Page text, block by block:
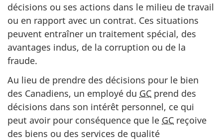
décisions ou ses actions dans le milieu de travail
ou en rapport avec un contrat. Ces situations
peuvent entraîner un traitement spécial, des
avantages indus, de la corruption ou de la
fraude.
Au lieu de prendre des décisions pour le bien
des Canadiens, un employé du GC prend des
décisions dans son intérêt personnel, ce qui
peut avoir pour conséquence que le GC reçoive
des biens ou des services de qualité